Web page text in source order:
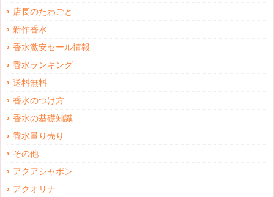
店長のたわごと
新作香水
香水激安セール情報
香水ランキング
送料無料
香水のつけ方
香水の基礎知識
香水量り売り
その他
アクアシャボン
アクオリナ